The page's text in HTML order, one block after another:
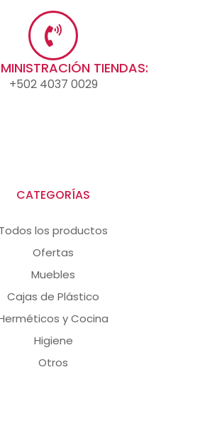
TIENDAS:
+502 4037 0029
CATEGORÍAS
Todos los productos
Ofertas
Muebles
Cajas de Plástico
y Cocina
Higiene
Otros